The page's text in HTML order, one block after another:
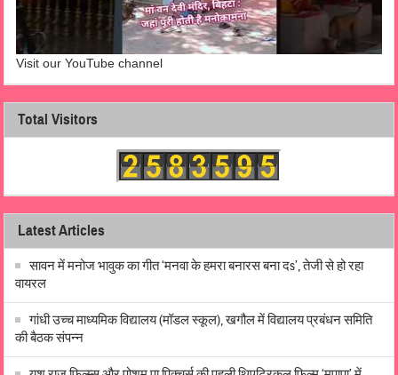
Visit our YouTube channel
Total Visitors
Latest Articles
सावन में मनोज भावुक का गीत ‘मनवा के हमरा बनारस बना दs’, तेजी से हो रहा
वायरल
गांधी उच्च माध्यमिक विद्यालय (मॉडल स्कूल), खगौल में विद्यालय प्रबंधन समिति
की बैठक संपन्न